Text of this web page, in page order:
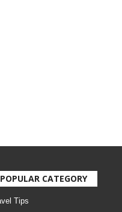
POPULAR CATEGORY
Tips